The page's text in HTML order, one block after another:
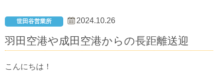
世田谷営業所 2024.10.26
羽田空港や成田空港からの長距離送迎
こんにちは！